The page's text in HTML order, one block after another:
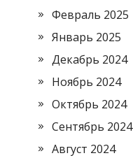
Февраль 2025
Январь 2025
Декабрь 2024
Ноябрь 2024
Октябрь 2024
Сентябрь 2024
Август 2024